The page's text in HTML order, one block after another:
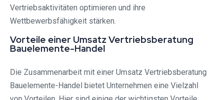
Vertriebsaktivitäten optimieren und ihre
Wettbewerbsfähigkeit stärken.
Vorteile einer Umsatz Vertriebsberatung
Bauelemente-Handel
Die Zusammenarbeit mit einer Umsatz Vertriebsberatung
Bauelemente-Handel bietet Unternehmen eine Vielzahl